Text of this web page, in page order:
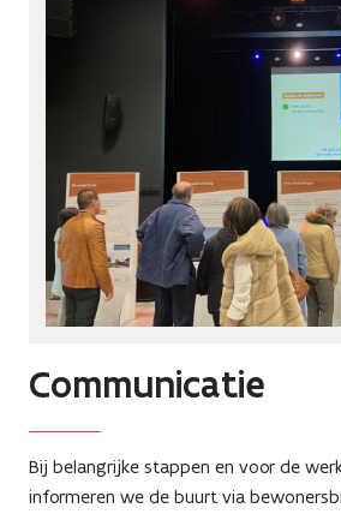
Communicatie
Bij belangrijke stappen en voor de
informeren we de buurt via